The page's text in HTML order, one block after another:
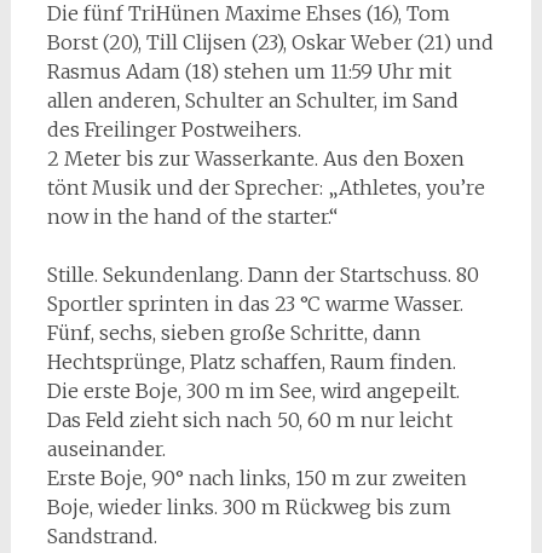
Die fünf TriHünen Maxime Ehses (16), Tom
Borst (20), Till Clijsen (23), Oskar Weber (21) und
Rasmus Adam (18) stehen um 11:59 Uhr mit
allen anderen, Schulter an Schulter, im Sand
des Freilinger Postweihers.
2 Meter bis zur Wasserkante. Aus den Boxen
tönt Musik und der Sprecher: „Athletes, you’re
now in the hand of the starter.“
Stille. Sekundenlang. Dann der Startschuss. 80
Sportler sprinten in das 23 °C warme Wasser.
Fünf, sechs, sieben große Schritte, dann
Hechtsprünge, Platz schaffen, Raum finden.
Die erste Boje, 300 m im See, wird angepeilt.
Das Feld zieht sich nach 50, 60 m nur leicht
auseinander.
Erste Boje, 90° nach links, 150 m zur zweiten
Boje, wieder links. 300 m Rückweg bis zum
Sandstrand.